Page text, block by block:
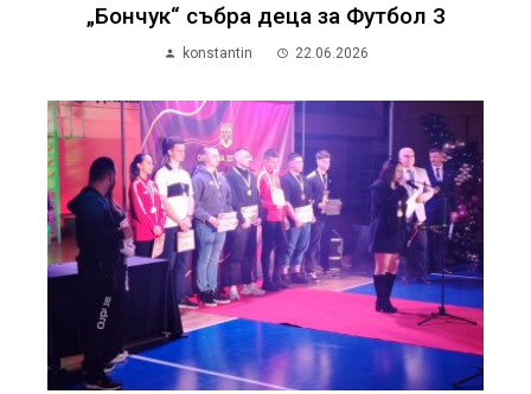
„Бончук“ събра деца за Футбол 3
konstantin 22.06.2026